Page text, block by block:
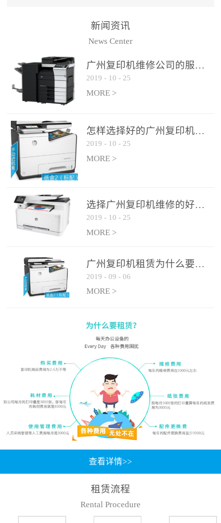
新闻资讯
News Center
广州复印机维修公司的服务如何?
2019 - 10 - 25
MORE >
怎样选择好的广州复印机维修公司?
2019 - 10 - 25
MORE >
选择广州复印机维修的好处有哪些?
2019 - 10 - 25
MORE >
广州复印机租赁为什么要选大平台
2019 - 09 - 06
MORE >
查看详情>>
租赁流程
Rental Procedure